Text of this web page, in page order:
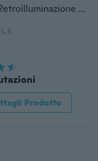
Crepa luminosa Tre colori trasferibili Retroilluminazione Tastiera da gioco Tastiera per computer portatile USB (Colore nero)
Prodotto